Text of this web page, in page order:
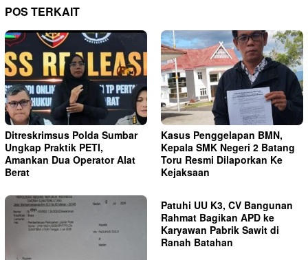
POS TERKAIT
Ditreskrimsus Polda Sumbar
Ungkap Praktik PETI,
Amankan Dua Operator Alat
Berat
Kasus Penggelapan BMN,
Kepala SMK Negeri 2 Batang
Toru Resmi Dilaporkan Ke
Kejaksaan
Patuhi UU K3, CV Bangunan
Rahmat Bagikan APD ke
Karyawan Pabrik Sawit di
Ranah Batahan